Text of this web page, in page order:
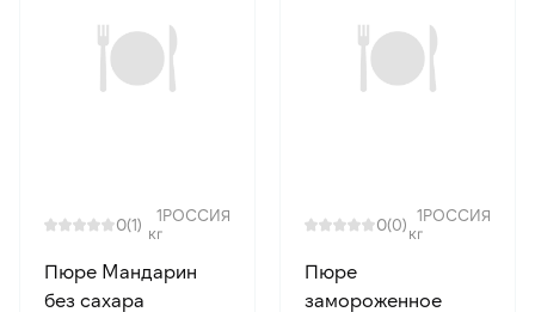
0(1)
1
кг
РОССИЯ
Пюре Мандарин
без сахара
0(0) 1
кг
РОССИЯ
Пюре
замороженное